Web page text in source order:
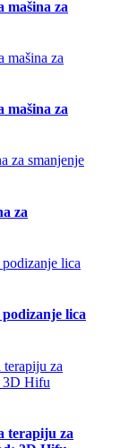
mašina za
mašina za
za
lica
terapiju za